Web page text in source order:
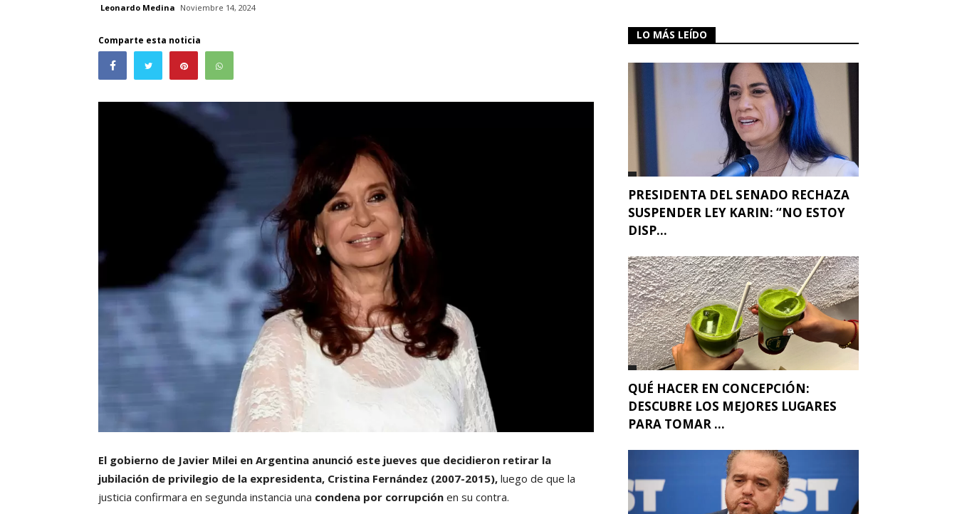
Leonardo Medina Noviembre 14, 2024
Comparte esta noticia
El gobierno de Javier Milei en Argentina anunció este jueves que decidieron retirar la
jubilación de privilegio de la expresidenta, Cristina Fernández (2007-2015), luego de que la
justicia confirmara en segunda instancia una condena por corrupción en su contra.
LO MÁS LEÍDO
PRESIDENTA DEL SENADO RECHAZA
SUSPENDER LEY KARIN: “NO ESTOY
DISP...
QUÉ HACER EN CONCEPCIÓN:
DESCUBRE LOS MEJORES LUGARES
PARA TOMAR ...